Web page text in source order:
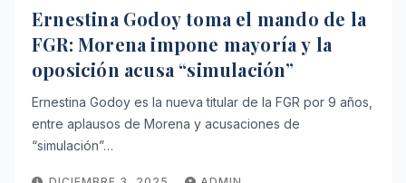
Ernestina Godoy toma el mando de la
FGR: Morena impone mayoría y la
oposición acusa “simulación”
Ernestina Godoy es la nueva titular de la FGR por 9 años,
entre aplausos de Morena y acusaciones de
“simulación”…